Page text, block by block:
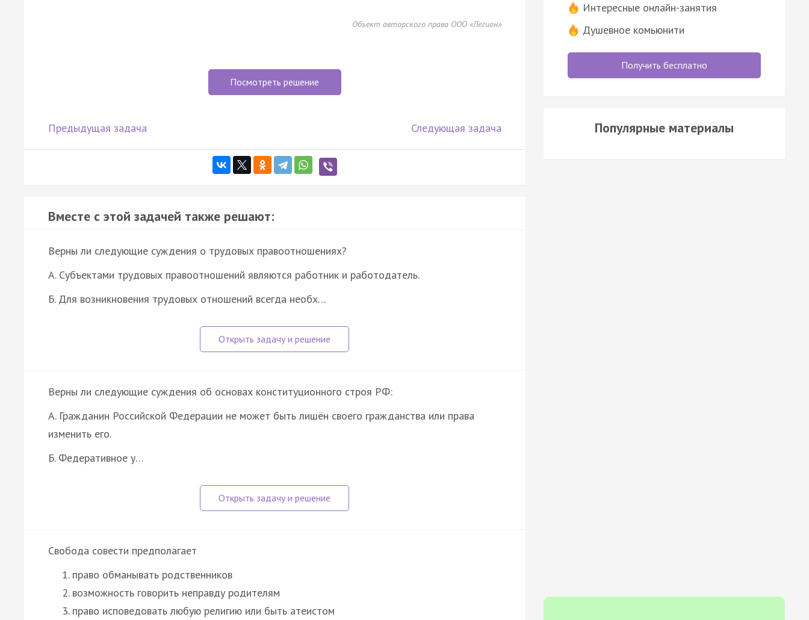
Объект авторского права ООО «Легион»
Посмотреть решение
Предыдущая задача Следующая задача
Вместе с этой задачей также решают:
Верны ли следующие суждения о трудовых правоотношениях?
А. Субъектами трудовых правоотношений являются работник и работодатель.
Б. Для возникновения трудовых отношений всегда необх…
Верны ли следующие суждения об основах конституционного строя РФ:
А. Гражданин Российской Федерации не может быть лишён своего гражданства или права
изменить его.
Б. Федеративное у…
Свобода совести предполагает
право обманывать родственников
возможность говорить неправду родителям
право исповедовать любую религию или быть атеистом
Интересные онлайн-занятия
Душевное комьюнити
Получить бесплатно
Популярные материалы